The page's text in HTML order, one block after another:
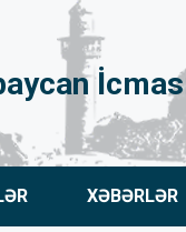
XƏBƏRLƏR